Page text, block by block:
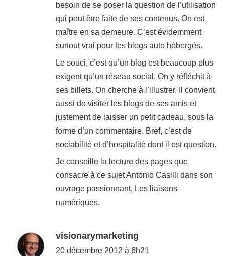
besoin de se poser la question de l’utilisation
qui peut être faite de ses contenus. On est
maître en sa demeure. C’est évidemment
surtout vrai pour les blogs auto hébergés.
Le souci, c’est qu’un blog est beaucoup plus
exigent qu’un réseau social. On y réfléchit à
ses billets. On cherche à l’illustrer. Il convient
aussi de visiter les blogs de ses amis et
justement de laisser un petit cadeau, sous la
forme d’un commentaire. Bref, c’est de
sociabilité et d’hospitalité dont il est question.
Je conseille la lecture des pages que
consacre à ce sujet Antonio Casilli dans son
ouvrage passionnant, Les liaisons
numériques.
visionarymarketing
i
20 décembre 2012 à 6h21